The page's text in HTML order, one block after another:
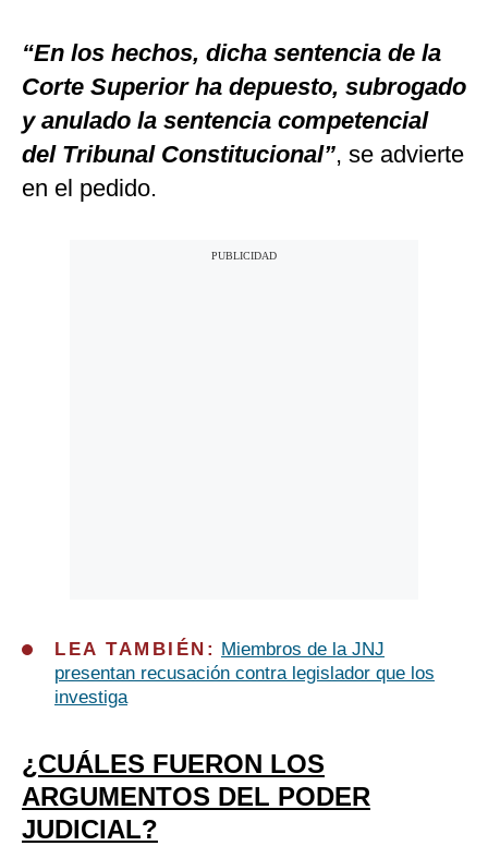
“En los hechos, dicha sentencia de la
Corte Superior ha depuesto, subrogado
y anulado la sentencia competencial
del Tribunal Constitucional”, se advierte
en el pedido.
LEA TAMBIÉN: Miembros de la JNJ
presentan recusación contra legislador que los
investiga
¿CUÁLES FUERON LOS
ARGUMENTOS DEL PODER
JUDICIAL?